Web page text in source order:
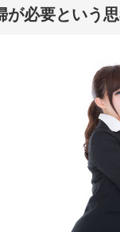
が必要という